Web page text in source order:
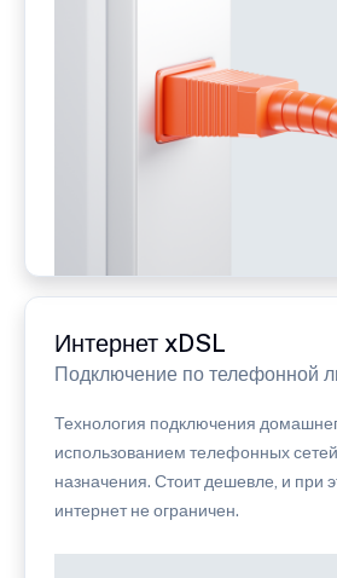
Интернет xDSL
Подключение по телефонной
Технология подключения
использованием телефонных
назначения. Стоит дешевле, и при
интернет не ограничен.